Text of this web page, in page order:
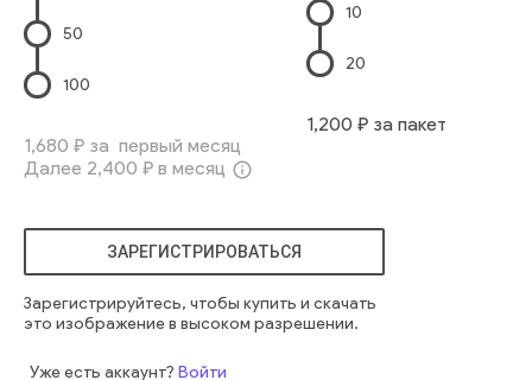
50
100
1,680 ₽ за первый месяц
Далее 2,400 ₽ в месяц info_outline
10
20
1,200 ₽ за пакет
ЗАРЕГИСТРИРОВАТЬСЯ
Зарегистрируйтесь, чтобы купить и скачать
это изображение в высоком разрешении.
Уже есть аккаунт? Войти